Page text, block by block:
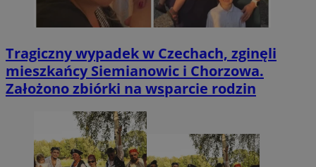
Tragiczny wypadek w Czechach, zginęli
mieszkańcy Siemianowic i Chorzowa.
Założono zbiórki na wsparcie rodzin